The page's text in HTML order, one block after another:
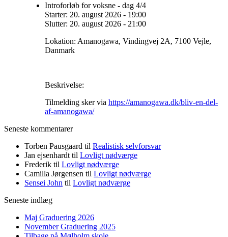
Introforløb for voksne - dag 4/4
Starter: 20. august 2026 - 19:00
Slutter: 20. august 2026 - 21:00
Lokation: Amanogawa, Vindingvej 2A, 7100 Vejle,
Danmark
Beskrivelse:
Tilmelding sker via https://amanogawa.dk/bliv-en-del-
af-amanogawa/
Seneste kommentarer
Torben Pausgaard til Realistisk selvforsvar
Jan ejsenhardt til Lovligt nødværge
Frederik til Lovligt nødværge
Camilla Jørgensen til Lovligt nødværge
Sensei John til Lovligt nødværge
Seneste indlæg
Maj Graduering 2026
November Graduering 2025